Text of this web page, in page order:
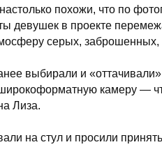
похожи, что по
девушек в проекте
серых, заброшенных,
выбирали и
камеру —
Лиза.
на стул и просили